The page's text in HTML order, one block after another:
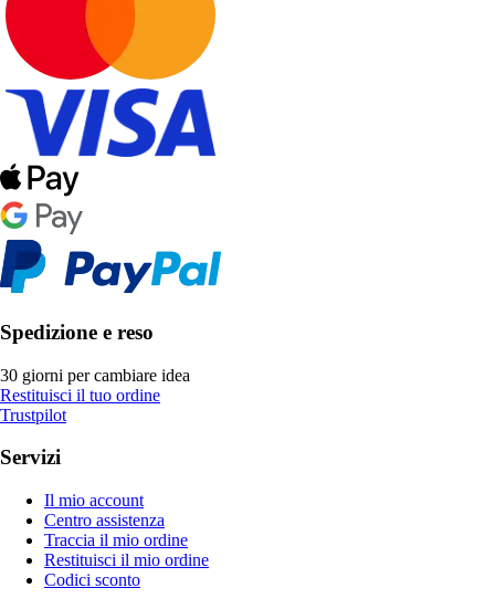
Spedizione e reso
30 giorni per cambiare idea
Restituisci il tuo ordine
Trustpilot
Servizi
Il mio account
Centro assistenza
Traccia il mio ordine
Restituisci il mio ordine
Codici sconto